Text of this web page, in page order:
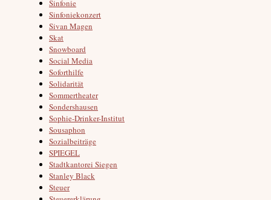
Sinfonie
Sinfoniekonzert
Sivan Magen
Skat
Snowboard
Social Media
Soforthilfe
Solidarität
Sommertheater
Sondershausen
Sophie-Drinker-Institut
Sousaphon
Sozialbeiträge
SPIEGEL
Stadtkantorei Siegen
Stanley Black
Steuer